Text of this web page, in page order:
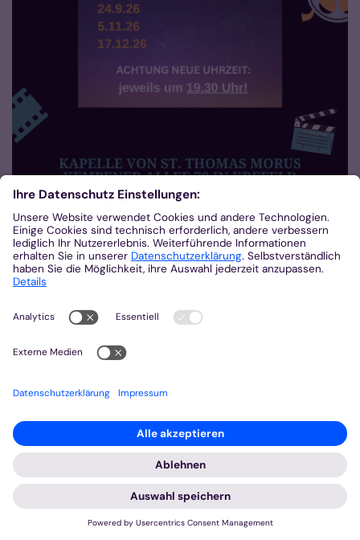
© Matthias Totten
Kinoabend - "God meets Movie"
Donnerstag, 24. September 2026 19:30 - 21:30
Schau dir aktuelle Filme im Kinoformat an in der
schön eingerichteten Kapelle von St. Thomas
Morus in Krefeld. Ansprechend illuminiert und mit
Kinoerlebnis an nichts.